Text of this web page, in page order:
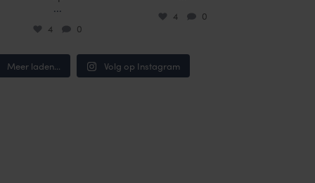
...
4 0
4 0
Meer laden... Volg op Instagram